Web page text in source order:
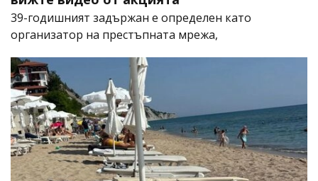
39-годишният задържан е определен като
организатор на престъпната мрежа,